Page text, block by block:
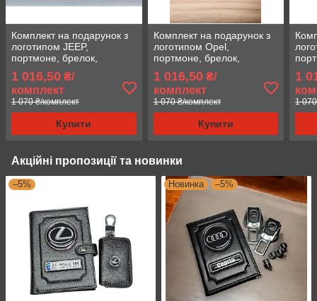
Комплект на подарунок з
логотипом JEEP,
портмоне, брелок,
1 016,50 ₴/
комплект
1 070 ₴/комплект
Купити
Комплект на подарунок з
логотипом Opel,
портмоне, брелок,
1 016,50₴/
комплект
1 070 ₴/комплект
Купити
1
1
Акційні пропозиції та новинки
–5% Новинка –5%